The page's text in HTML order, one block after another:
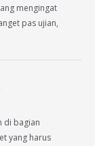
mengingat
pas ujian,
di bagian
yang harus